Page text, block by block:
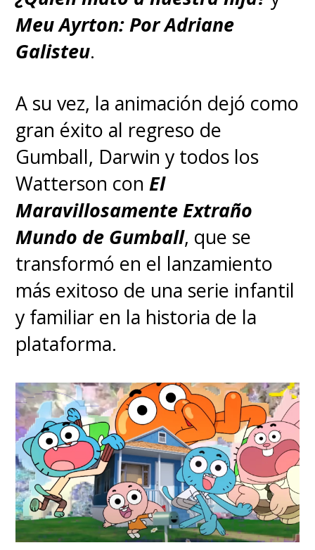
Meu Ayrton: Por Adriane
Galisteu.
A su vez, la animación dejó como
gran éxito al regreso de
Gumball, Darwin y todos los
Watterson conEl
Maravillosamente Extraño
Mundo de Gumball, que se
transformó en el lanzamiento
más exitoso de una serie infantil
y familiar en la historia de la
plataforma.